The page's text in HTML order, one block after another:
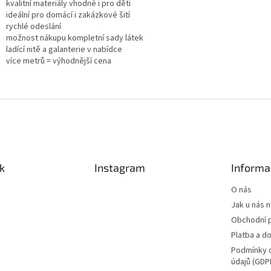
kvalitní materiály vhodné i pro děti
ideální pro domácí i zakázkové šití
rychlé odeslání
možnost nákupu kompletní sady látek
ladící nitě a galanterie v nabídce
více metrů = výhodnější cena
Instagram
O nás
Jak u nás
Obchodní
Platba a
Podmínky
údajů